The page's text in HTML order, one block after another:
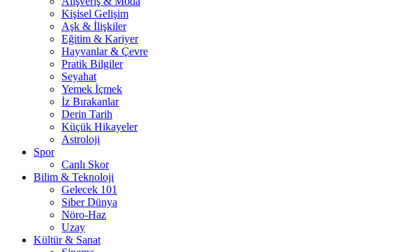
Kişisel Gelişim
Aşk & İlişkiler
Eğitim & Kariyer
Hayvanlar & Çevre
Pratik Bilgiler
Seyahat
Yemek İçmek
İz Bırakanlar
Derin Tarih
Küçük Hikayeler
Astroloji
Spor
Canlı Skor
Bilim & Teknoloji
Gelecek 101
Siber Dünya
Nöro-Haz
Uzay
Kültür & Sanat